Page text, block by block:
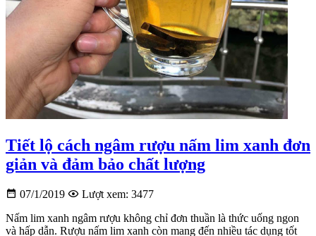
Tiết lộ cách ngâm rượu nấm lim xanh đơn
giản và đảm bảo chất lượng
07/1/2019
Lượt xem: 3477
Nấm lim xanh ngâm rượu không chỉ đơn thuần là thức uống ngon
và hấp dẫn. Rượu nấm lim xanh còn mang đến nhiều tác dụng tốt